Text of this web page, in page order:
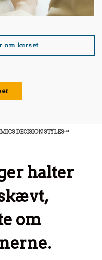
om kurset
DECISION STYLES™
halter
om